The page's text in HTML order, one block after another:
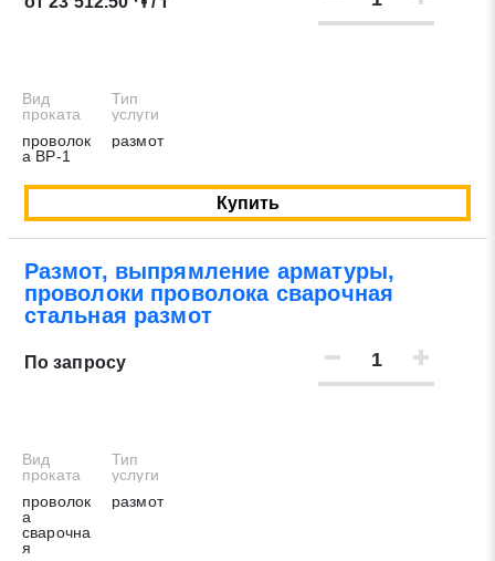
Вид
проката
проволок
а ВР-1
Тип
услуги
размот
Купить
Размот, выпрямление арматуры,
проволоки проволока сварочная
стальная размот
По запросу
Вид
проката
проволок
а
сварочна
я
Тип
услуги
размот